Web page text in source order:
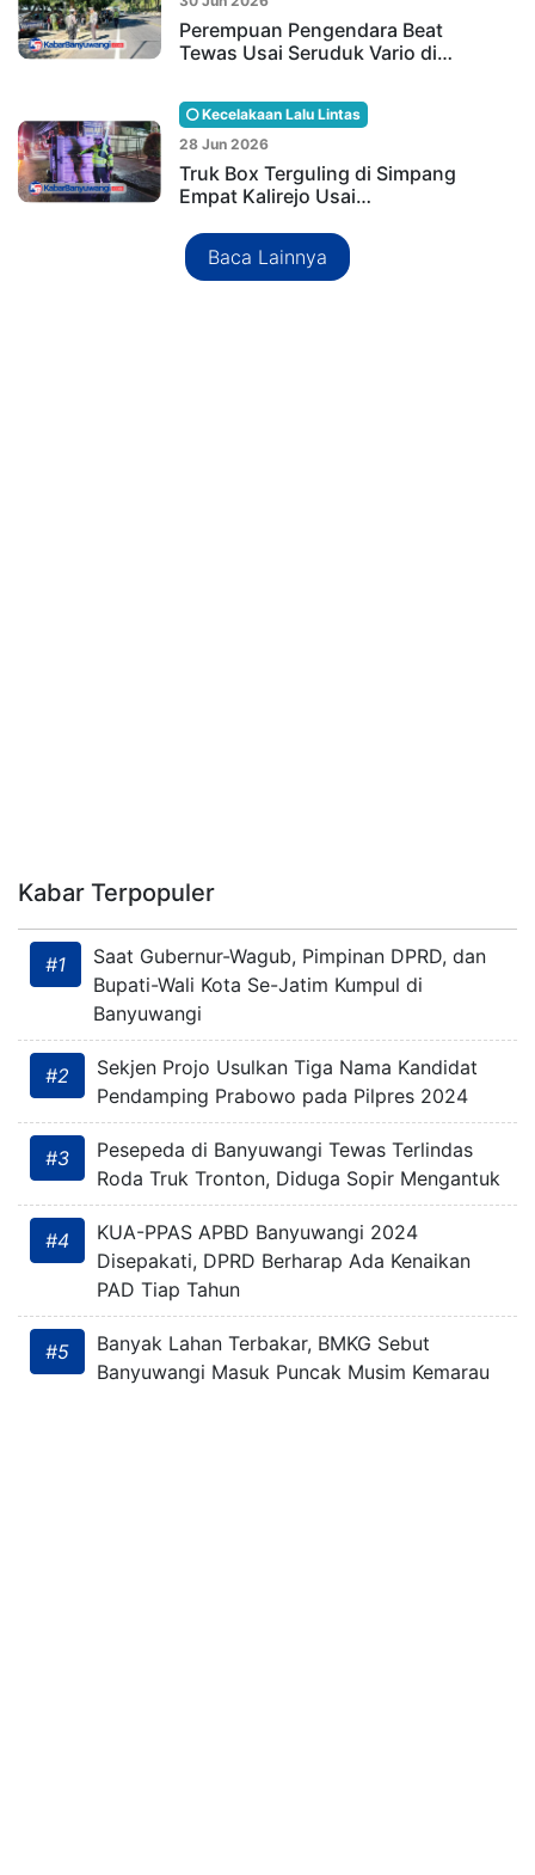
Perempuan Pengendara Beat
Tewas Usai Seruduk Vario di…
Kecelakaan Lalu Lintas
28 Jun 2026
Truk Box Terguling di Simpang
Empat Kalirejo Usai…
Baca Lainnya
Kabar Terpopuler
#1
Saat Gubernur-Wagub, Pimpinan DPRD, dan
Bupati-Wali Kota Se-Jatim Kumpul di
Banyuwangi
#2
Sekjen Projo Usulkan Tiga Nama Kandidat
Pendamping Prabowo pada Pilpres 2024
#3
Pesepeda di Banyuwangi Tewas Terlindas
Roda Truk Tronton, Diduga Sopir Mengantuk
#4
KUA-PPAS APBD Banyuwangi 2024
Disepakati, DPRD Berharap Ada Kenaikan
PAD Tiap Tahun
#5
Banyak Lahan Terbakar, BMKG Sebut
Banyuwangi Masuk Puncak Musim Kemarau